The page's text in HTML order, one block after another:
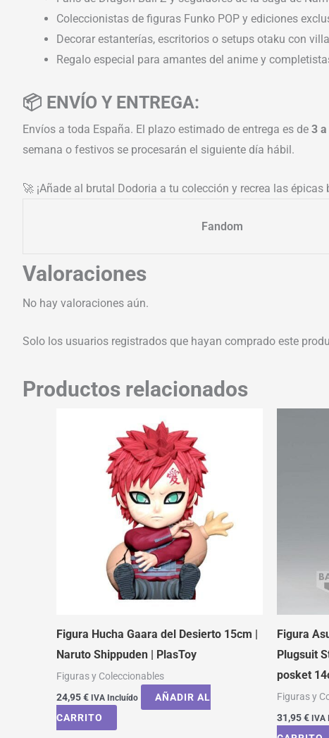
Coleccionistas de figuras Funko POP y ediciones
Decorar estanterías, escritorios o setups otaku con
Regalo especial para amantes del anime y
📦 ENVÍO Y ENTREGA:
Envíos a toda España. El plazo estimado de entrega es de 3
semana o festivos se procesarán el siguiente día hábil.
🚀 ¡Añade al brutal Dodoria a tu colección y recrea las
Fandom
Valoraciones
No hay valoraciones aún.
Solo los usuarios registrados que hayan comprado este
Productos relacionados
Figura Hucha Gaara del Desierto 15cm |
Naruto Shippuden | PlasToy
Figuras y Coleccionables
24,95€ IVA Incluído
AÑADIR AL
CARRITO
Figura
Plugsuit
posket
Figuras y
31,95€